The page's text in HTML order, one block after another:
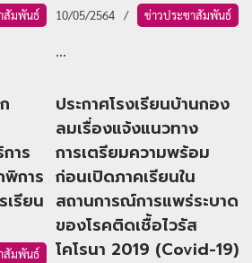
สัมพันธ์ 10/05/2564 ข่าวประชาสัมพันธ์
...
าร
การ
เรียน
สัมพันธ์
ประกาศโรงเรียนบ้านกอง
ลมเรื่องแจ้งแนวทาง
การเตรียมความพร้อม
ก่อนเปิดภาคเรียนใน
สถานการณ์การแพร่ระบาด
ของโรคติดเชื้อไวรัส
โคโรนา 2019 (Covid-19)